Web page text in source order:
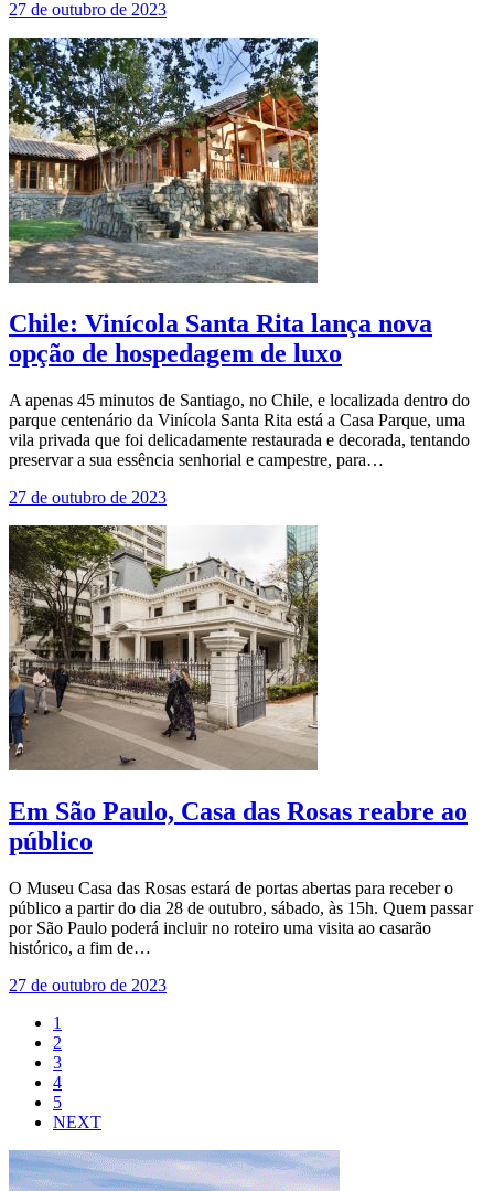
27 de outubro de 2023
Chile: Vinícola Santa Rita lança nova
opção de hospedagem de luxo
A apenas 45 minutos de Santiago, no Chile, e localizada dentro do
parque centenário da Vinícola Santa Rita está a Casa Parque, uma
vila privada que foi delicadamente restaurada e decorada, tentando
preservar a sua essência senhorial e campestre, para…
27 de outubro de 2023
Em São Paulo, Casa das Rosas reabre ao
público
O Museu Casa das Rosas estará de portas abertas para receber o
público a partir do dia 28 de outubro, sábado, às 15h. Quem passar
por São Paulo poderá incluir no roteiro uma visita ao casarão
histórico, a fim de…
27 de outubro de 2023
1
2
3
4
5
NEXT